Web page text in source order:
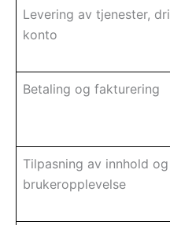
Levering av tjenester,
konto
Betaling og fakturering
Tilpasning av innhold og
brukeropplevelse